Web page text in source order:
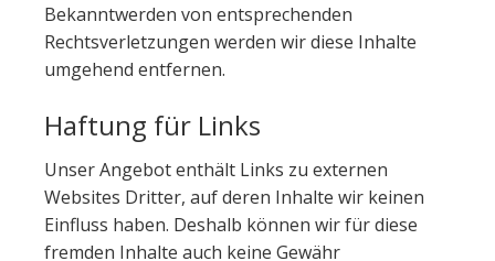
Bekanntwerden von entsprechenden
Rechtsverletzungen werden wir diese Inhalte
umgehend entfernen.
Haftung für Links
Unser Angebot enthält Links zu externen
Websites Dritter, auf deren Inhalte wir keinen
Einfluss haben. Deshalb können wir für diese
fremden Inhalte auch keine Gewähr